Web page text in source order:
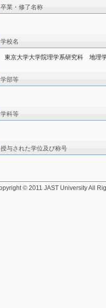
卒業・修了名称
学校名
東京大学大学院理学系研究科　地理
学部等
学科等
授与された学位及び称号